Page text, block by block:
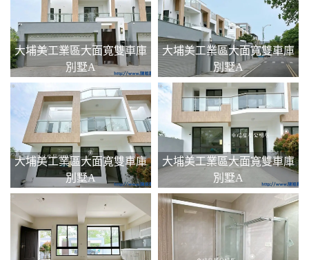
大埔美工業區大面寬雙車庫
別墅A
大埔美工業區大面寬雙車庫
別墅A
大埔美工業區大面寬雙車庫
別墅A
大埔美工業區大面寬雙車庫
別墅A